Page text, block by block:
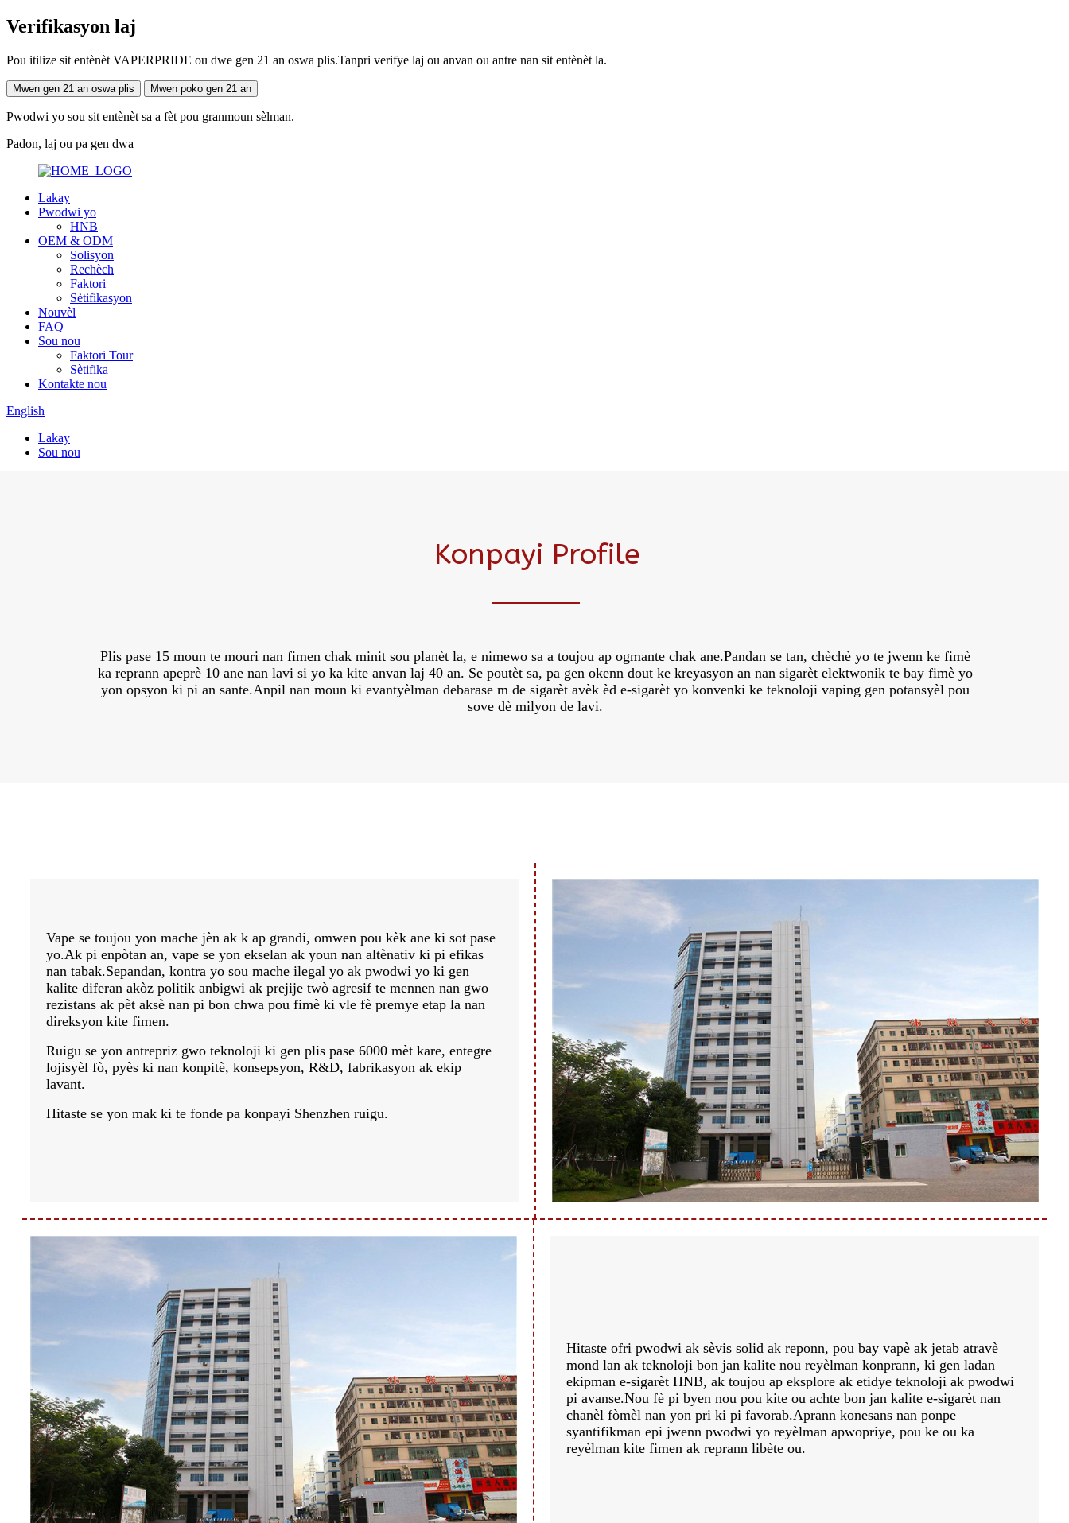
Verifikasyon laj
Pou itilize sit entènèt VAPERPRIDE ou dwe gen 21 an oswa plis.Tanpri verifye laj ou anvan ou antre nan sit entènèt la.
Mwen gen 21 an oswa plis Mwen poko gen 21 an
Pwodwi yo sou sit entènèt sa a fèt pou granmoun sèlman.
Padon, laj ou pa gen dwa
Lakay
Pwodwi yo
HNB
OEM & ODM
Solisyon
Rechèch
Faktori
Sètifikasyon
Nouvèl
FAQ
Sou nou
Faktori Tour
Sètifika
Kontakte nou
English
Lakay
Sou nou
Konpayi Profile
Plis pase 15 moun te mouri nan fimen chak minit sou planèt la, e nimewo sa a toujou ap ogmante chak ane.Pandan se tan, chèchè yo te jwenn ke fimè
ka reprann apeprè 10 ane nan lavi si yo ka kite anvan laj 40 an. Se poutèt sa, pa gen okenn dout ke kreyasyon an nan sigarèt elektwonik te bay fimè yo
yon opsyon ki pi an sante.Anpil nan moun ki evantyèlman debarase m de sigarèt avèk èd e-sigarèt yo konvenki ke teknoloji vaping gen potansyèl pou
sove dè milyon de lavi.
Vape se toujou yon mache jèn ak k ap grandi, omwen pou kèk ane ki sot pase
yo.Ak pi enpòtan an, vape se yon ekselan ak youn nan altènativ ki pi efikas
nan tabak.Sepandan, kontra yo sou mache ilegal yo ak pwodwi yo ki gen
kalite diferan akòz politik anbigwi ak prejije twò agresif te mennen nan gwo
rezistans ak pèt aksè nan pi bon chwa pou fimè ki vle fè premye etap la nan
direksyon kite fimen.
Ruigu se yon antrepriz gwo teknoloji ki gen plis pase 6000 mèt kare, entegre
lojisyèl fò, pyès ki nan konpitè, konsepsyon, R&D, fabrikasyon ak ekip
lavant.
Hitaste se yon mak ki te fonde pa konpayi Shenzhen ruigu.
Hitaste ofri pwodwi ak sèvis solid ak reponn, pou bay vapè ak jetab atravè
mond lan ak teknoloji bon jan kalite nou reyèlman konprann, ki gen ladan
ekipman e-sigarèt HNB, ak toujou ap eksplore ak etidye teknoloji ak pwodwi
pi avanse.Nou fè pi byen nou pou kite ou achte bon jan kalite e-sigarèt nan
chanèl fòmèl nan yon pri ki pi favorab.Aprann konesans nan ponpe
syantifikman epi jwenn pwodwi yo reyèlman apwopriye, pou ke ou ka
reyèlman kite fimen ak reprann libète ou.